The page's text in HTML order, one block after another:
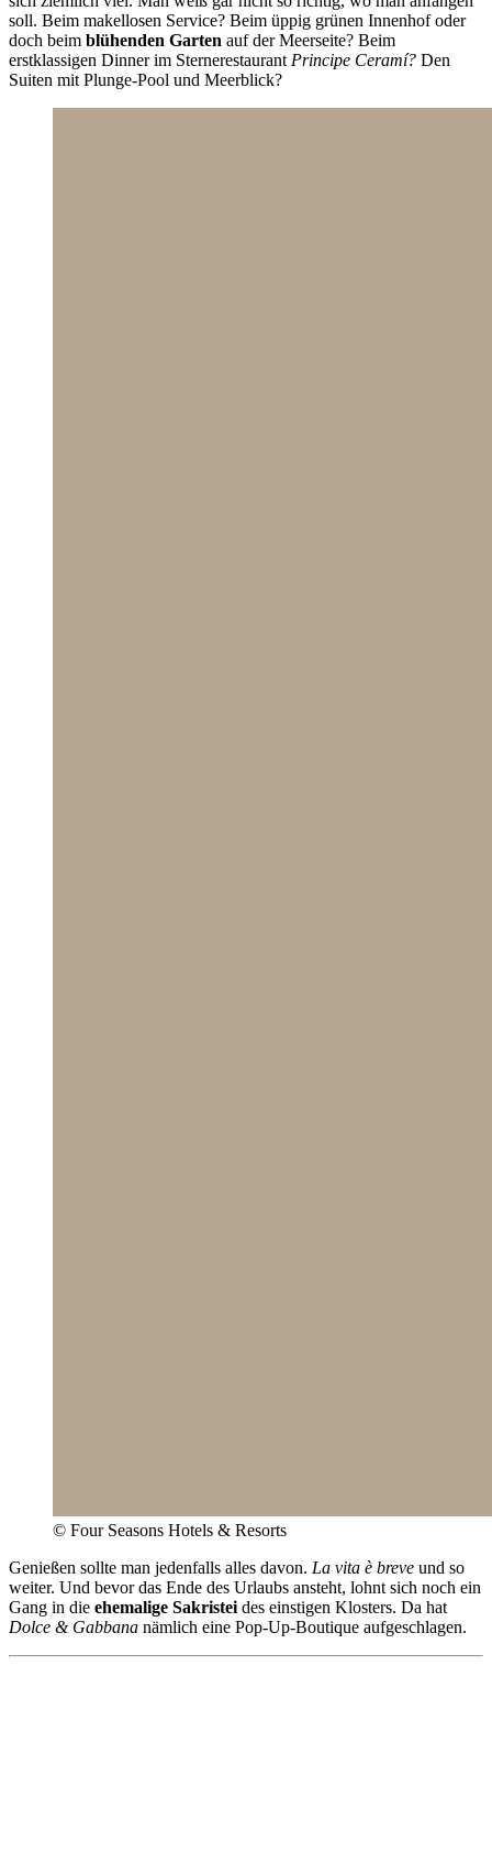
soll. Beim makellosen Service? Beim üppig grünen Innenhof oder
doch beim blühenden Garten auf der Meerseite? Beim
erstklassigen Dinner im Sternerestaurant Principe Ceramí? Den
Suiten mit Plunge-Pool und Meerblick?
© Four Seasons Hotels & Resorts
Genießen sollte man jedenfalls alles davon. La vita è breve und so
weiter. Und bevor das Ende des Urlaubs ansteht, lohnt sich noch ein
Gang in die ehemalige Sakristei des einstigen Klosters. Da hat
Dolce & Gabbana nämlich eine Pop-Up-Boutique aufgeschlagen.